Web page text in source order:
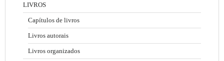
LIVROS
Capítulos de livros
Livros autorais
Livros organizados